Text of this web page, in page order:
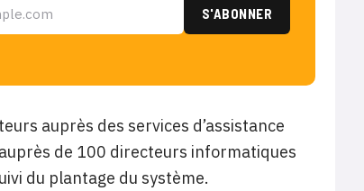
auprès des services d’assistance
de 100 directeurs informatiques
du plantage du système.